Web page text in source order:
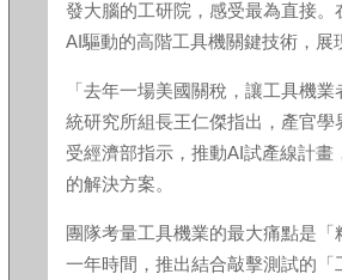
發大腦的工研院，感受最為直接
AI驅動的高階工具機關鍵技術，展
「去年一場美國關稅，讓工具機
統研究所組長王仁傑指出，產官
受經濟部指示，推動AI試產線計
的解決方案。
團隊考量工具機業的最大痛點是
一年時間，推出結合敲擊測試的